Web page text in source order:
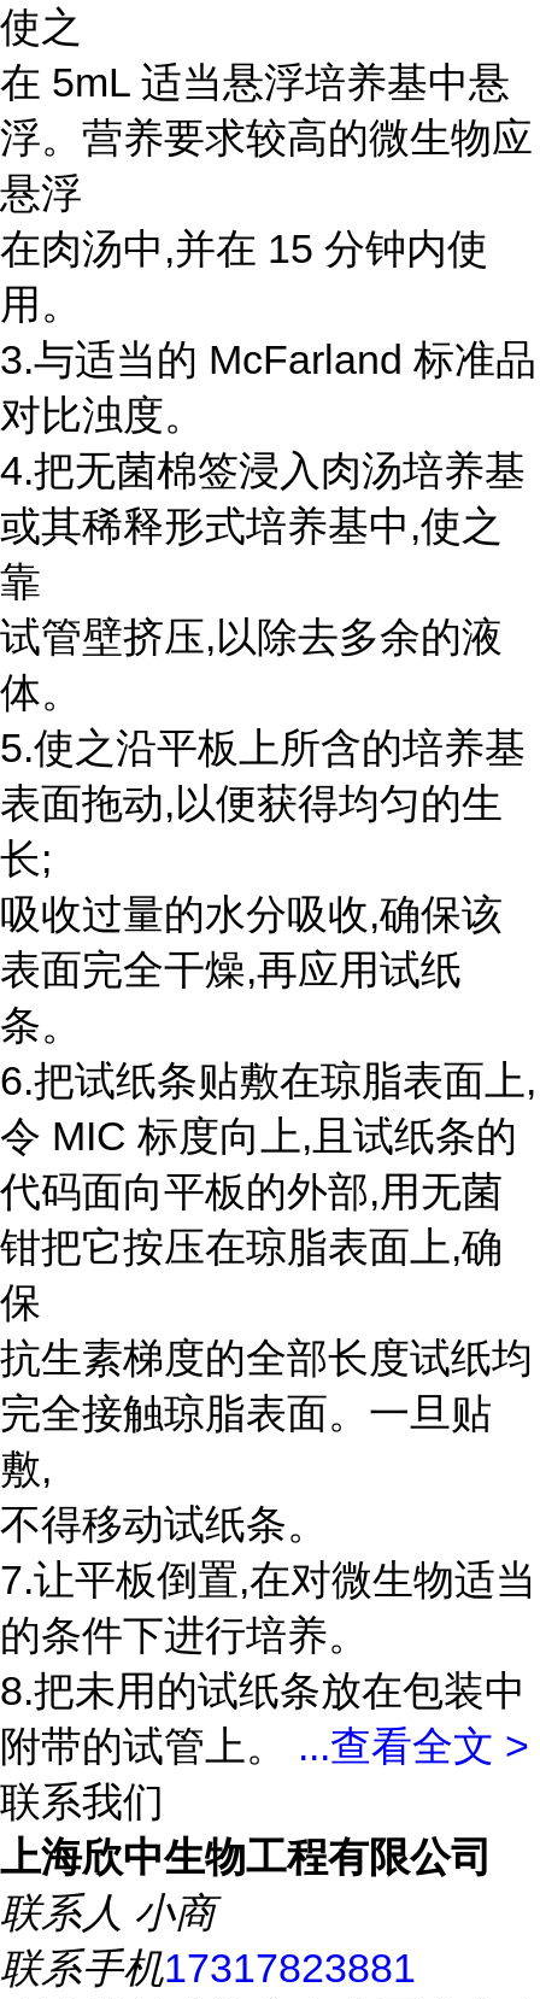
使之
在 5mL 适当悬浮培养基中悬
浮。营养要求较高的微生物应
悬浮
在肉汤中,并在 15 分钟内使
用。
3.与适当的 McFarland 标准品
对比浊度。
4.把无菌棉签浸入肉汤培养基
或其稀释形式培养基中,使之
靠
试管壁挤压,以除去多余的液
体。
5.使之沿平板上所含的培养基
表面拖动,以便获得均匀的生
长;
吸收过量的水分吸收,确保该
表面完全干燥,再应用试纸
条。
6.把试纸条贴敷在琼脂表面上,
令 MIC 标度向上,且试纸条的
代码面向平板的外部,用无菌
钳把它按压在琼脂表面上,确
保
抗生素梯度的全部长度试纸均
完全接触琼脂表面。一旦贴
敷,
不得移动试纸条。
7.让平板倒置,在对微生物适当
的条件下进行培养。
8.把未用的试纸条放在包装中
附带的试管上。 ...查看全文 >
联系我们
上海欣中生物工程有限公司
联系人 小商
联系手机17317823881